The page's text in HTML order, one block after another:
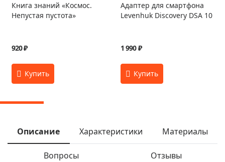
Книга знаний «Космос.
Непустая пустота»
920 ₽
Адаптер для смартфона
Levenhuk Discovery DSA 10
1 990 ₽
Описание Характеристики Материалы
Вопросы Отзывы